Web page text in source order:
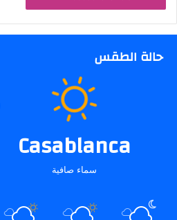
حالة الطقس
Casablanca
سماء صافية